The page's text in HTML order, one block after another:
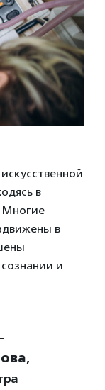
в
Многие
в
и
,